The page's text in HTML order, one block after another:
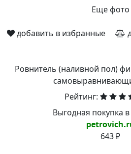
Еще фото
добавить в избранные
Ровнитель (наливной пол)
Рейтинг:
Выгодная покупка
643 ₽